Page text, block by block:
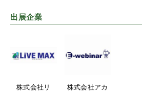
出展企業
株式会社リ
株式会社アカ